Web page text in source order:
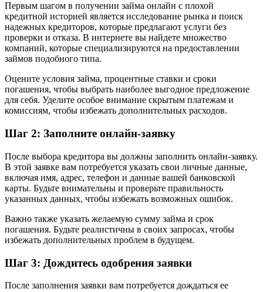
Первым шагом в получении займа онлайн с плохой
кредитной историей является исследование рынка и поиск
надежных кредиторов, которые предлагают услуги без
проверки и отказа. В интернете вы найдете множество
компаний, которые специализируются на предоставлении
займов подобного типа.
Оцените условия займа, процентные ставки и сроки
погашения, чтобы выбрать наиболее выгодное предложение
для себя. Уделите особое внимание скрытым платежам и
комиссиям, чтобы избежать дополнительных расходов.
Шаг 2: Заполните онлайн-заявку
После выбора кредитора вы должны заполнить онлайн-заявку.
В этой заявке вам потребуется указать свои личные данные,
включая имя, адрес, телефон и данные вашей банковской
карты. Будьте внимательны и проверьте правильность
указанных данных, чтобы избежать возможных ошибок.
Важно также указать желаемую сумму займа и срок
погашения. Будьте реалистичны в своих запросах, чтобы
избежать дополнительных проблем в будущем.
Шаг 3: Дождитесь одобрения заявки
После заполнения заявки вам потребуется дождаться ее